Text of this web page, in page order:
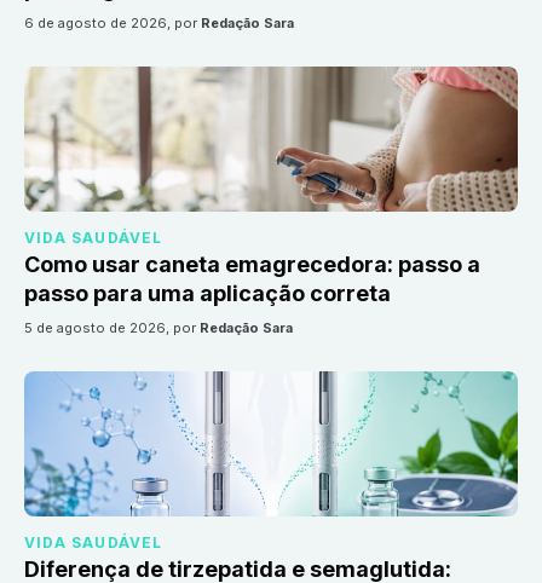
6 de agosto de 2026, por Redação Sara
VIDA SAUDÁVEL
Como usar caneta emagrecedora: passo a
passo para uma aplicação correta
5 de agosto de 2026, por Redação Sara
VIDA SAUDÁVEL
Diferença de tirzepatida e semaglutida: